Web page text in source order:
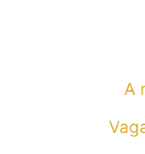
A